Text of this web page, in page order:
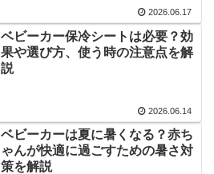
2026.06.17
ベビーカー保冷シートは必要？効
果や選び方、使う時の注意点を解
説
2026.06.14
ベビーカーは夏に暑くなる？赤ち
ゃんが快適に過ごすための暑さ対
策を解説